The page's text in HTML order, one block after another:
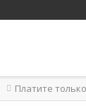
Платите